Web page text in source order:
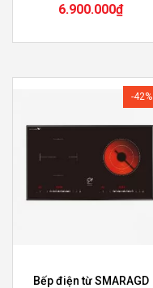
6.900.000₫
-42%
Bếp điện từ SMARAGD